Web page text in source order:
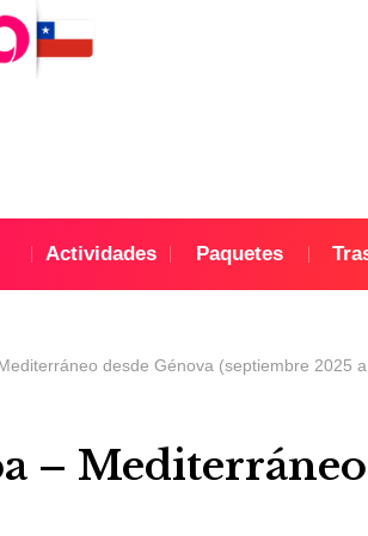
Actividades Paquetes
desde Génova (septiembre 2025 a
–